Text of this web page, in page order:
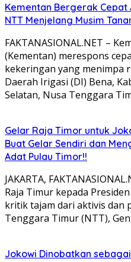
Kementan Bergerak Cepat
NTT Menjelang Musim
FAKTANASIONAL.NET –
(Kementan) merespons
kekeringan yang menimpa
Daerah Irigasi (DI) Bena,
Selatan, Nusa Tenggara
Gelar Raja Timor untuk
Buat Gelar Sendiri dan
Adat Pulau Timor!!
JAKARTA,
Raja Timur kepada
kritik tajam dari aktivis dan
Tenggara Timur (NTT),
Jokowi Dinobatkan